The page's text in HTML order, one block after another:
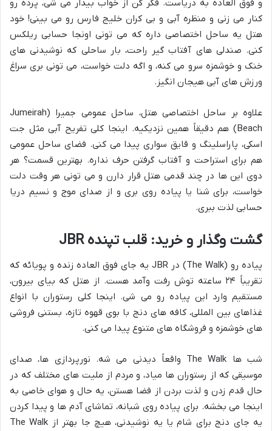
و فوق العاده به دریاست. فکر کن از خواب بیدار می شی، پرده رو
کنار می زنی و منظره آبی و بی کران خلیج فارس رو می بینی! خود
هتل یه ساحل اختصاصی داره که می تونی اونجا حسابی ریلکس
کنی. صندلی های آفتاب گیر راحت، بار ساحلی که نوشیدنی های
خنک و خوشمزه سرو می کنه، و اگه دلت خواست، می تونی بری سراغ
ورزش های آبی هیجان انگیز.
علاوه بر ساحل اختصاصی هتل، ساحل عمومی جمیرا (Jumeirah
Beach) هم دقیقاً همین نزدیکیه. اینجا کلی تفریح آبی مثل جت
اسکی، پاراسلینگ و قایق سواری پیدا می کنی. فضای ساحل عمومی
هم برای استراحت و آفتاب گرفتن حرف نداره. بهترین قسمت؟ هر
دوی این ها در چند قدمی هتل قرار دارن و می تونی هر وقت دلت
خواست، برای شنا یا پیاده روی بری و از صدای موج و نسیم دریا
حسابی لذت ببری.
گشت وگذار و خرید: قلب تپنده JBR
پیاده رو (The Walk) در JBR یه جای فوق العاده زنده و پویائه که
تقریباً ۲۴ ساعته توش رفت وآمد هست. از هتل که بیای بیرون،
مستقیم وارد این پیاده رو می شی. اینجا کلی رستوران با انواع
غذاهای بین المللی، کافه های دنج با بوی قهوه تازه، بستنی فروشی
های خوشمزه و فروشگاه های متنوع پیدا می کنی.
شب ها The Walk واقعاً دیدنی می شه. نورپردازی ها، صدای
موسیقی که از رستوران ها میاد، و مردم از ملیت های مختلف که در
حال قدم زدن و لذت بردن از فضا هستن، یه حال و هوای خاصی به
اینجا می بخشه. برای پیاده روی شبانه، تماشای آدم ها و پیدا کردن
یه جای دنج برای شام یا یه نوشیدنی، هیچ جا بهتر از The Walk